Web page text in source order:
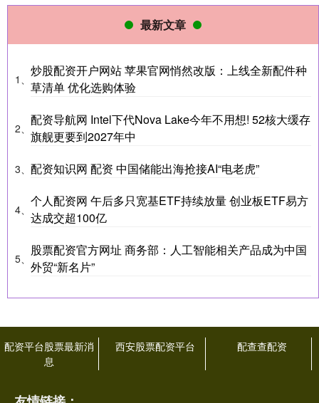
最新文章
1、
炒股配资开户网站 苹果官网悄然改版：上线全新配件种
草清单 优化选购体验
2、
配资导航网 Intel下代Nova Lake今年不用想! 52核大缓存
旗舰更要到2027年中
3、 配资知识网 配资 中国储能出海抢接AI“电老虎”
4、
个人配资网 午后多只宽基ETF持续放量 创业板ETF易方
达成交超100亿
5、
股票配资官方网址 商务部：人工智能相关产品成为中国
外贸“新名片”
配资平台股票最新消
息
西安股票配资平台 配查查配资